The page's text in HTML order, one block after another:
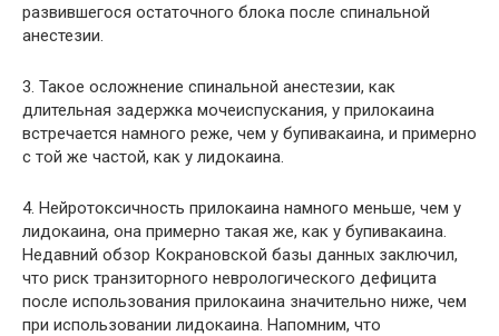
развившегося остаточного блока после спинальной
анестезии.
3. Такое осложнение спинальной анестезии, как
длительная задержка мочеиспускания, у прилокаина
встречается намного реже, чем у бупивакаина, и примерно
с той же частой, как у лидокаина.
4. Нейротоксичность прилокаина намного меньше, чем у
лидокаина, она примерно такая же, как у бупивакаина.
Недавний обзор Кокрановской базы данных заключил,
что риск транзиторного неврологического дефицита
после использования прилокаина значительно ниже, чем
при использовании лидокаина. Напомним, что